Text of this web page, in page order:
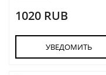
1020 RUB
УВЕДОМИТЬ